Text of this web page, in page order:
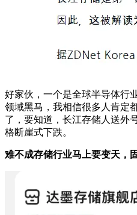
好家伙，一个是全球半导体行
领域黑马，我相信很多人肯定
了，要知道，长江存储人送外
格断崖式下跌。
难不成存储行业马上要变天，